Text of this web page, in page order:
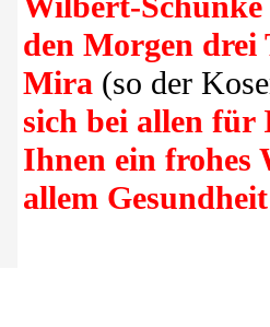
den Morgen drei
Mira (so der
sich bei allen für
Ihnen ein frohes
allem